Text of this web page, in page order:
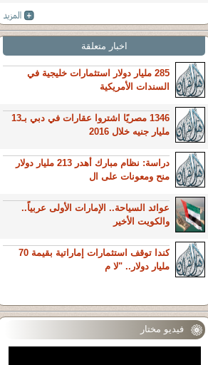
اخبار متعلقة
285 مليار دولار استثمارات خليجية في
السندات الأمريكية
1346 مصريًا اشتروا عقارات في دبي بـ13
مليار جنيه خلال 2016
دراسة: نظام مبارك أهدر 213 مليار دولار
منح ومعونات على ال
عوائد السياحة.. الإمارات الأولى عربياً..
والكويت الأخير
كندا توقف استثمارات إماراتية بقيمة 70
مليار دولار.. "لا م
فيديو مختار